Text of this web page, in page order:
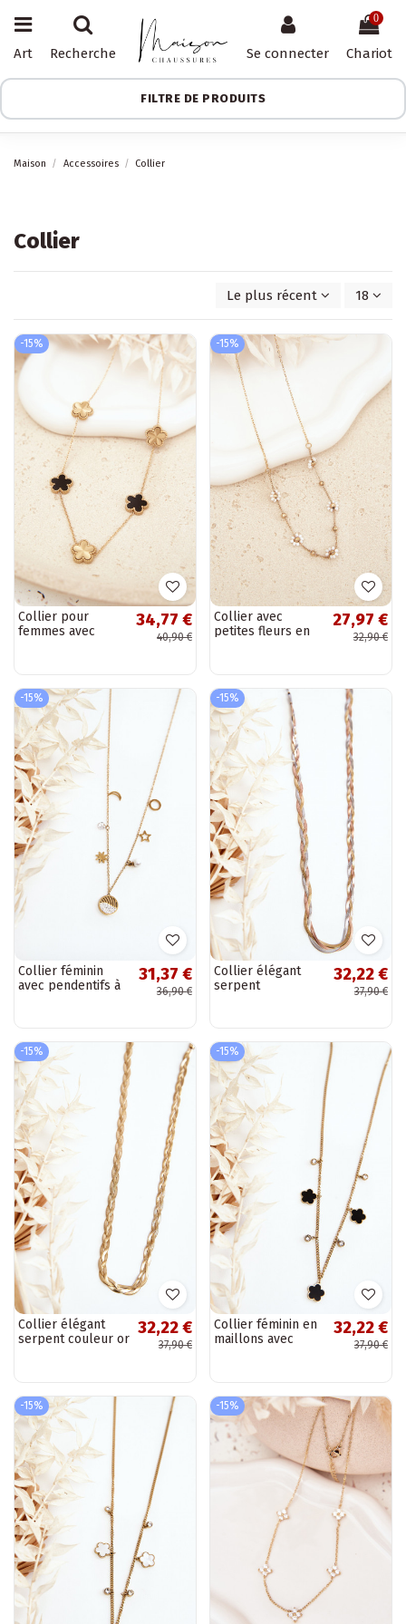
Art Recherche Se connecter
0
Chariot
FILTRE DE PRODUITS
Maison Accessoires Collier
Collier
Le plus récent d'abord
18
-15%
Collier pour
femmes avec
34,77 €
40,90 €
-15%
Collier avec
petites fleurs en
27,97 €
32,90 €
-15%
Collier féminin
avec pendentifs à
31,37 €
36,90 €
-15%
Collier élégant
serpent
32,22 €
37,90 €
-15%
Collier élégant
serpent couleur or
32,22 €
37,90 €
-15%
Collier féminin en
maillons avec
32,22 €
37,90 €
-15% -15%